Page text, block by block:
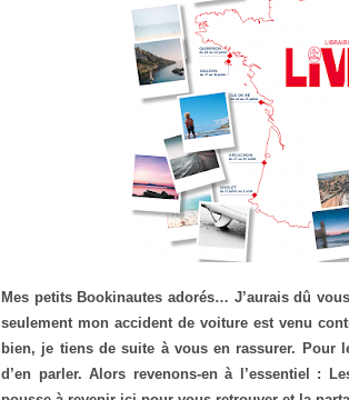
Mes petits Bookinautes adorés… J’aurais dû
seulement mon accident de voiture est venu
bien, je tiens de suite à vous en rassurer. Pour
d’en parler. Alors revenons-en à l’essentiel :